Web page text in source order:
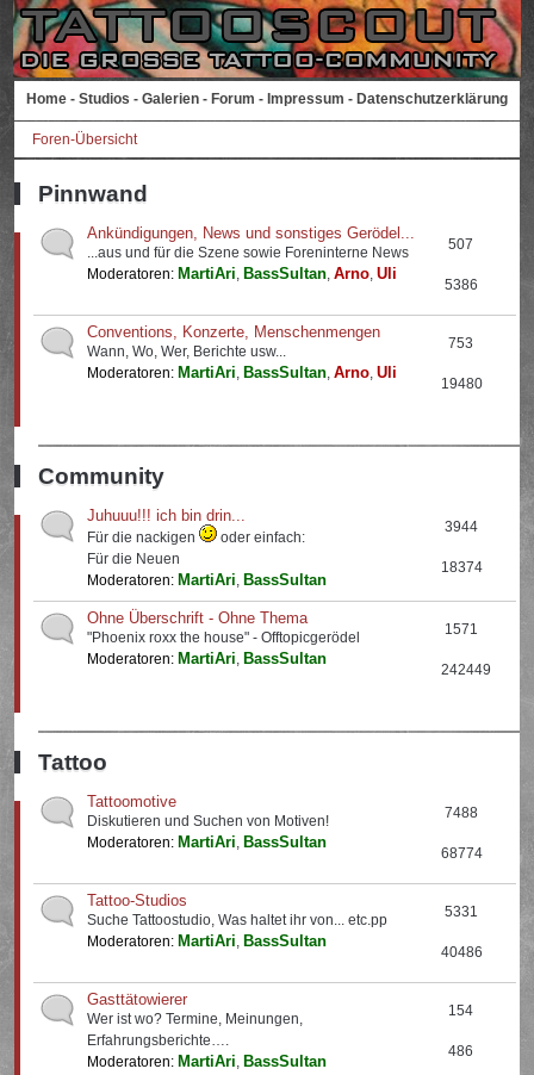
Home - Studios - Galerien - Forum - Impressum - Datenschutzerklärung
Foren-Übersicht
Pinnwand
Ankündigungen, News und sonstiges Gerödel...
...aus und für die Szene sowie Foreninterne News
Moderatoren: MartiAri, BassSultan,Arno,Uli
507
5386
Conventions, Konzerte, Menschenmengen
Wann, Wo, Wer, Berichte usw...
Moderatoren: MartiAri, BassSultan,Arno,Uli
753
19480
Community
Juhuuu!!! ich bin drin...
Für die nackigen
oder einfach:
Für die Neuen
Moderatoren: MartiAri, BassSultan
3944
18374
Ohne Überschrift - Ohne Thema
"Phoenix roxx the house" - Offtopicgerödel
Moderatoren: MartiAri, BassSultan
1571
242449
Tattoo
Tattoomotive
Diskutieren und Suchen von Motiven!
Moderatoren: MartiAri, BassSultan
7488
68774
Tattoo-Studios
Suche Tattoostudio, Was haltet ihr von... etc.pp
Moderatoren: MartiAri, BassSultan
5331
40486
Gasttätowierer
Wer ist wo? Termine, Meinungen,
Erfahrungsberichte….
Moderatoren: MartiAri, BassSultan
154
486